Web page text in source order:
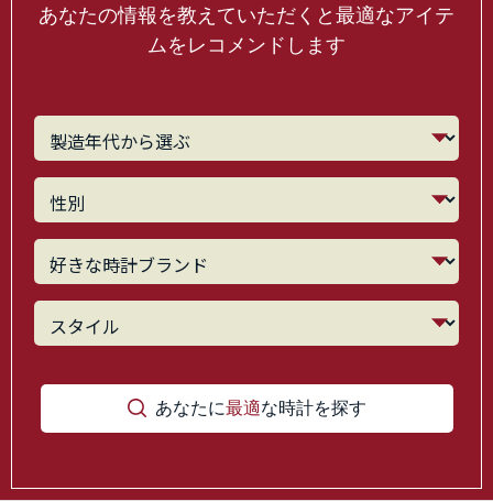
あなたの情報を教えていただくと最適なアイテ
ムをレコメンドします
あなたに最適な時計を探す